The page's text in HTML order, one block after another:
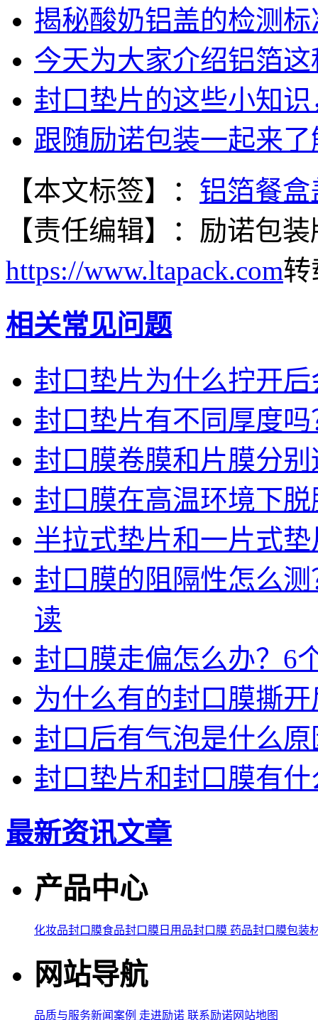
揭秘酸奶铝盖的检测
今天为大家介绍铝箔
封口垫片的这些小知
跟随励诺包装一起来
【本文标签】： 铝箔餐盒
【责任编辑】： 励诺包装
https://www.ltapack.com转
相关常见问题
封口垫片为什么拧开
封口垫片有不同厚度
封口膜卷膜和片膜分
封口膜在高温环境下
半拉式垫片和一片式
封口膜的阻隔性怎么
读
封口膜走偏怎么办？6
为什么有的封口膜撕
封口后有气泡是什么
封口垫片和封口膜有
最新资讯文章
产品中心
化妆品封口膜食品封口膜 日用品封口膜 药品封口膜包装
网站导航
品质与服务新闻案例 走进励诺 联系励诺网站地图